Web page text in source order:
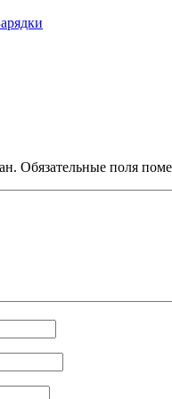
Обязательные поля